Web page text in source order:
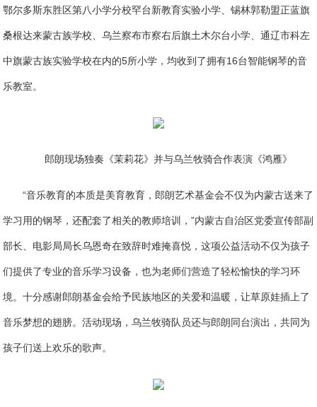
鄂尔多斯东胜区第八小学分校罕台新教育实验小学、锡林郭勒盟正蓝旗
桑根达来蒙古族学校、乌兰察布市察右后旗土木尔台小学、通辽市科左
中旗蒙古族实验学校在内的5所小学，均收到了拥有16台智能钢琴的音
乐教室。
郎朗现场独奏《茉莉花》并与乌兰牧骑合作表演《鸿雁》
“音乐教育的本质是美育教育，郎朗艺术基金会不仅为内蒙古送来了
学习用的钢琴，还配套了相关的教师培训，”内蒙古自治区党委宣传部副
部长、电影局局长乌恩奇在致辞时难掩喜悦，这项公益活动不仅为孩子
们提供了专业的音乐学习设备，也为老师们营造了轻松愉快的学习环
境。十分感谢郎朗基金会给予民族地区的关爱和温暖，让草原娃插上了
音乐梦想的翅膀。活动现场，乌兰牧骑队员还与郎朗同台演出，共同为
孩子们送上欢乐的歌声。